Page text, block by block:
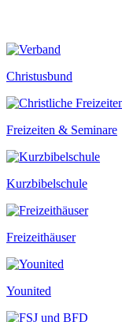
Christusbund
Freizeiten & Seminare
Kurzbibelschule
Freizeithäuser
Younited